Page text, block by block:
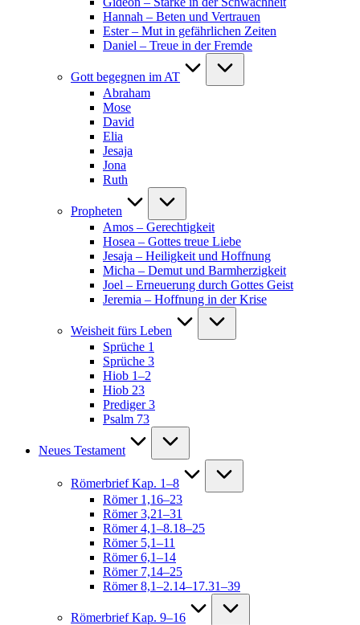
Hannah – Beten und Vertrauen
Ester – Mut in gefährlichen Zeiten
Daniel – Treue in der Fremde
Gott begegnen im AT
Abraham
Mose
David
Elia
Jesaja
Jona
Ruth
Propheten
Amos – Gerechtigkeit
Hosea – Gottes treue Liebe
Jesaja – Heiligkeit und Hoffnung
Micha – Demut und Barmherzigkeit
Joel – Erneuerung durch Gottes Geist
Jeremia – Hoffnung in der Krise
Weisheit fürs Leben
Sprüche 1
Sprüche 3
Hiob 1–2
Hiob 23
Prediger 3
Psalm 73
Neues Testament
Römerbrief Kap. 1–8
Römer 1,16–23
Römer 3,21–31
Römer 4,1–8.18–25
Römer 5,1–11
Römer 6,1–14
Römer 7,14–25
Römer 8,1–2.14–17.31–39
Römerbrief Kap. 9–16